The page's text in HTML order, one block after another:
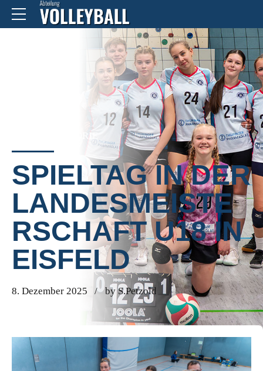
KEINE KATEGORIE
SPIELTAG IN DER
LANDESMEISTE
RSCHAFT U18 IN
EISFELD
8. Dezember 2025 by S.Petzold